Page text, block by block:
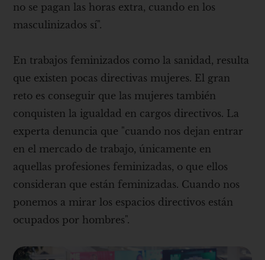
no se pagan las horas extra, cuando en los
masculinizados sí".
En trabajos feminizados como la sanidad, resulta
que existen pocas directivas mujeres. El gran
reto es conseguir que las mujeres también
conquisten la igualdad en cargos directivos. La
experta denuncia que "cuando nos dejan entrar
en el mercado de trabajo, únicamente en
aquellas profesiones feminizadas, o que ellos
consideran que están feminizadas. Cuando nos
ponemos a mirar los espacios directivos están
ocupados por hombres".